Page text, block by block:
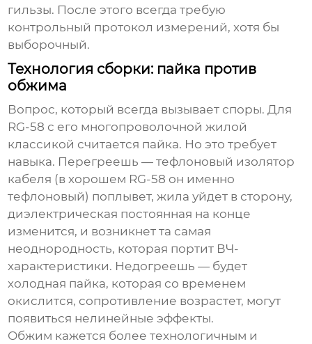
гильзы. После этого всегда требую
контрольный протокол измерений, хотя бы
выборочный.
Технология сборки: пайка против
обжима
Вопрос, который всегда вызывает споры. Для
RG-58 с его многопроволочной жилой
классикой считается пайка. Но это требует
навыка. Перегреешь — тефлоновый изолятор
кабеля (в хорошем RG-58 он именно
тефлоновый) поплывет, жила уйдет в сторону,
диэлектрическая постоянная на конце
изменится, и возникнет та самая
неоднородность, которая портит ВЧ-
характеристики. Недогреешь — будет
холодная пайка, которая со временем
окислится, сопротивление возрастет, могут
появиться нелинейные эффекты.
Обжим кажется более технологичным и